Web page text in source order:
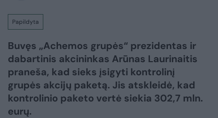
Papildyta
Buvęs „Achemos grupės“ prezidentas ir
dabartinis akcininkas Arūnas Laurinaitis
praneša, kad sieks įsigyti kontrolinį
grupės akcijų paketą. Jis atskleidė, kad
kontrolinio paketo vertė siekia 302,7 mln.
eurų.